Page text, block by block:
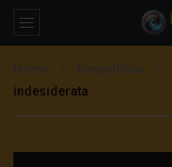
indesiderata